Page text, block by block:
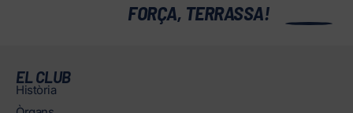
FORÇA, TERRASSA!
EL CLUB
Història